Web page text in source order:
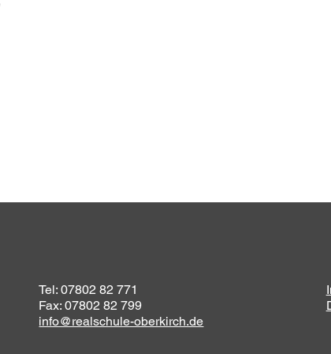
Tel: 07802 82 771
Fax: 07802 82 799
info@realschule-oberkirch.de